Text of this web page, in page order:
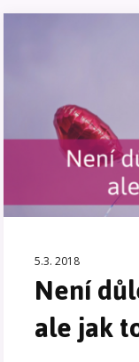
5.3. 2018
Není
ale jak